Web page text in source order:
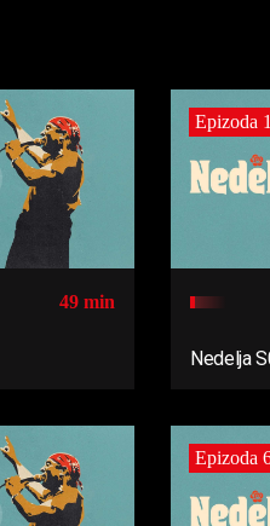
49 min
Epizoda
Nedelja
Epizoda